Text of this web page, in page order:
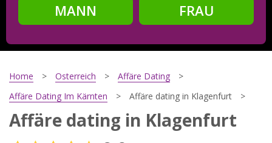
MANN
FRAU
Schritt2
Schritt3
Home Osterreich
Affäre Dating
Affäre Dating Im Kärnten
Affäre dating in Klagenfurt
Affäre dating in Klagenfurt